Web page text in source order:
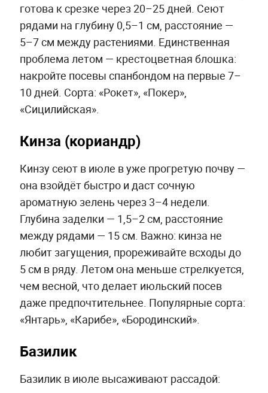
готова к срезке через 20–25 дней. Сеют
рядами на глубину 0,5–1 см, расстояние —
5–7 см между растениями. Единственная
проблема летом — крестоцветная блошка:
накройте посевы спанбондом на первые 7–
10 дней. Сорта: «Рокет», «Покер»,
«Сицилийская».
Кинза (кориандр)
Кинзу сеют в июле в уже прогретую почву —
она взойдёт быстро и даст сочную
ароматную зелень через 3–4 недели.
Глубина заделки — 1,5–2 см, расстояние
между рядами — 15 см. Важно: кинза не
любит загущения, прореживайте всходы до
5 см в ряду. Летом она меньше стрелкуется,
чем весной, что делает июльский посев
даже предпочтительнее. Популярные сорта:
«Янтарь», «Карибе», «Бородинский».
Базилик
Базилик в июле высаживают рассадой: